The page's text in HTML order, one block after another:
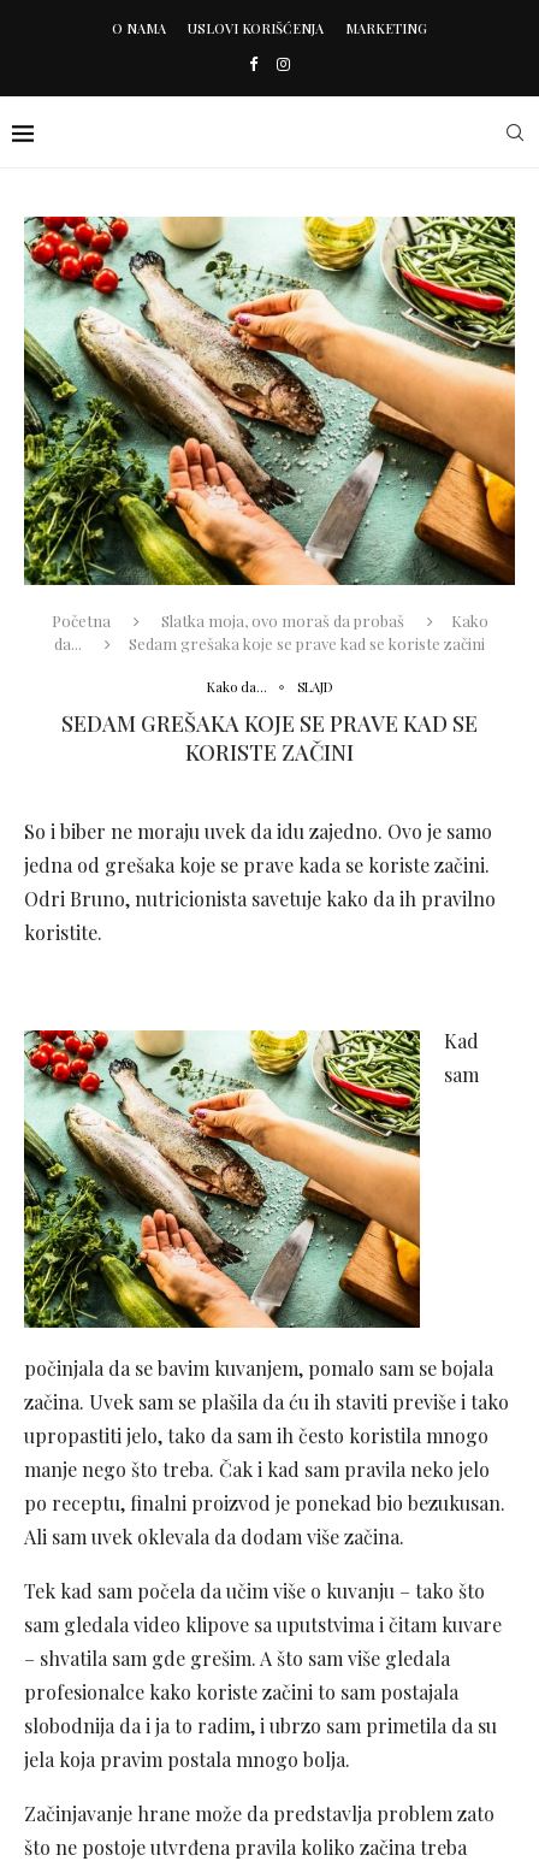
O NAMA USLOVI KORIŠĆENJA MARKETING
Početna Slatka moja, ovo moraš da probaš
Kako
da...
Sedam grešaka koje se prave kad se koriste začini
Kako da... SLAJD
SEDAM GREŠAKA KOJE SE PRAVE KAD SE
KORISTE ZAČINI
So i biber ne moraju uvek da idu zajedno. Ovo je samo
jedna od grešaka koje se prave kada se koriste začini.
Odri Bruno, nutricionista savetuje kako da ih pravilno
koristite.
Kad
sam
počinjala da se bavim kuvanjem, pomalo sam se bojala
začina. Uvek sam se plašila da ću ih staviti previše i tako
upropastiti jelo, tako da sam ih često koristila mnogo
manje nego što treba. Čak i kad sam pravila neko jelo
po receptu, finalni proizvod je ponekad bio bezukusan.
Ali sam uvek oklevala da dodam više začina.
Tek kad sam počela da učim više o kuvanju – tako što
sam gledala video klipove sa uputstvima i čitam kuvare
– shvatila sam gde grešim. A što sam više gledala
profesionalce kako koriste začini to sam postajala
slobodnija da i ja to radim, i ubrzo sam primetila da su
jela koja pravim postala mnogo bolja.
Začinjavanje hrane može da predstavlja problem zato
što ne postoje utvrđena pravila koliko začina treba